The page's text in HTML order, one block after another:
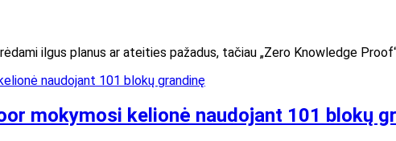
ilgus planus ar ateities pažadus, tačiau „Zero Knowledge
mokymosi kelionė naudojant 101 blokų